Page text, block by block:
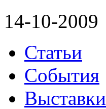
14-10-2009
Статьи
События
Выставки